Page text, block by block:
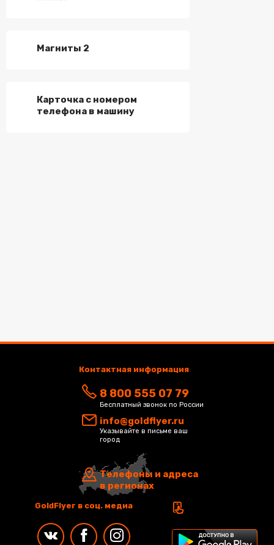
Магниты 2
Карточка с номером
телефона в машину
Контактная информация
8 800 555 07 79
Бесплатный звонок по России
info@goldflyer.ru
Указывайте в письме ваш
город
Телефоны и адреса
в регионах
GoldFlyer в соц. медиа